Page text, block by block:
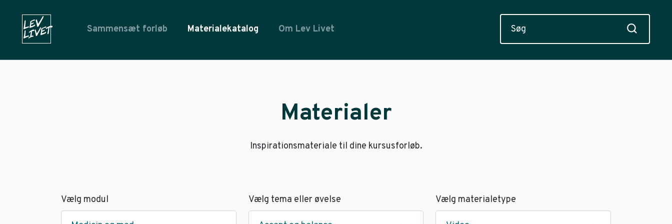
Sammensæt forløb Materialekatalog Om Lev Livet
Materialer
Inspirationsmateriale til dine kursusforløb.
Vælg modul Vælg tema eller øvelse Vælg materialetype